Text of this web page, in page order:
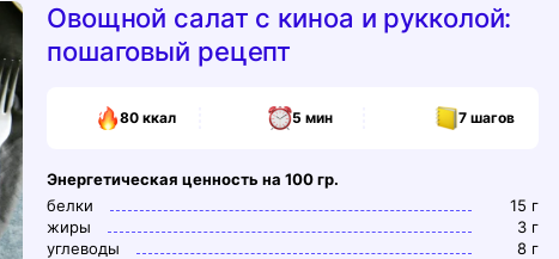
Овощной салат с киноа и рукколой:
пошаговый рецепт
80 ккал 5 мин 7 шагов
Энергетическая ценность на 100 гр.
белки
15 г
жиры
3 г
углеводы
8 г